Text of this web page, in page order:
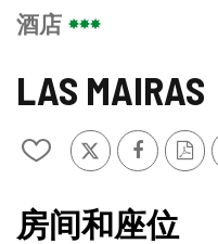
Castilla
León
LAS MAIRAS
从
笔
记
推
特
FacebookPDF
版
酒店
房间和座位